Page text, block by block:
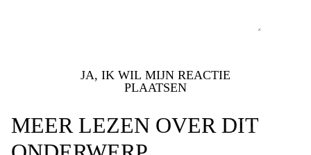
JA, IK WIL MIJN REACTIE
PLAATSEN
MEER LEZEN OVER DIT